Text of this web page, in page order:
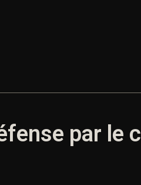
par le